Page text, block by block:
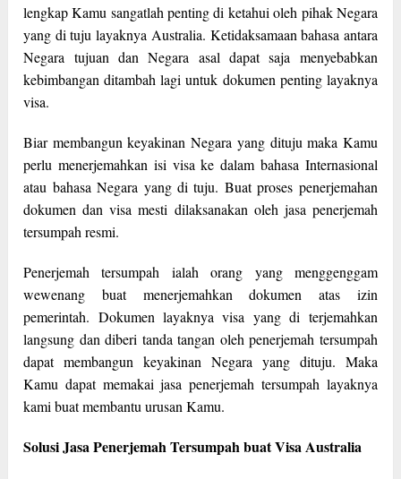
lengkap Kamu sangatlah penting di ketahui oleh pihak Negara
yang di tuju layaknya Australia. Ketidaksamaan bahasa antara
Negara tujuan dan Negara asal dapat saja menyebabkan
kebimbangan ditambah lagi untuk dokumen penting layaknya
visa.
Biar membangun keyakinan Negara yang dituju maka Kamu
perlu menerjemahkan isi visa ke dalam bahasa Internasional
atau bahasa Negara yang di tuju. Buat proses penerjemahan
dokumen dan visa mesti dilaksanakan oleh jasa penerjemah
tersumpah resmi.
Penerjemah tersumpah ialah orang yang menggenggam
wewenang buat menerjemahkan dokumen atas izin
pemerintah. Dokumen layaknya visa yang di terjemahkan
langsung dan diberi tanda tangan oleh penerjemah tersumpah
dapat membangun keyakinan Negara yang dituju. Maka
Kamu dapat memakai jasa penerjemah tersumpah layaknya
kami buat membantu urusan Kamu.
Solusi Jasa Penerjemah Tersumpah buat Visa Australia